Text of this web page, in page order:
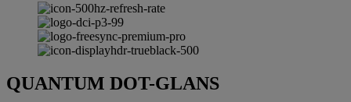
QUANTUM DOT-GLANS